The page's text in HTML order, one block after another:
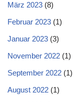
März 2023 (8)
Februar 2023 (1)
Januar 2023 (3)
November 2022 (1)
September 2022 (1)
August 2022 (1)